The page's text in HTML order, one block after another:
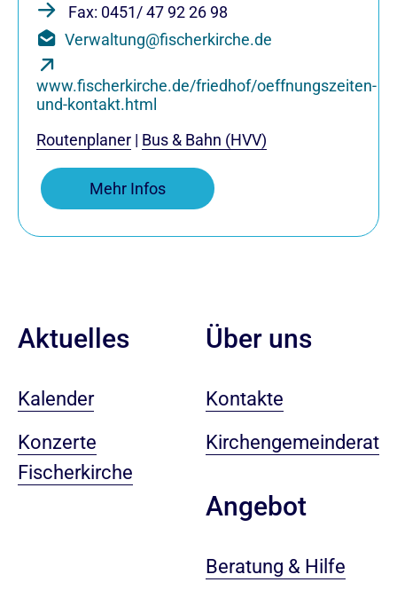
Fax: 0451/ 47 92 26 98
Verwaltung@fischerkirche.de
www.fischerkirche.de/friedhof/oeffnungszeiten-
und-kontakt.html
Routenplaner | Bus & Bahn (HVV)
Mehr Infos
Aktuelles
Kalender
Konzerte
Fischerkirche
Über uns
Kontakte
Kirchengemeinderat
Angebot
Beratung & Hilfe